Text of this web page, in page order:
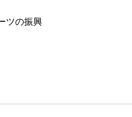
ツの振興